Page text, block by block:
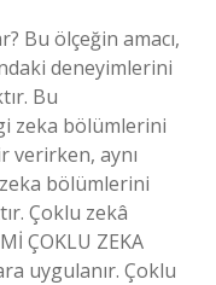
Bu ölçeğin amacı,
deneyimlerini
Bu
zeka bölümlerini
verirken, aynı
bölümlerini
Çoklu zekâ
ÇOKLU ZEKA
uygulanır. Çoklu